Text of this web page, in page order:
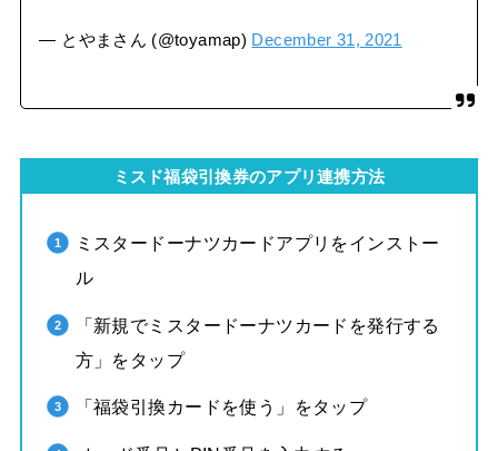
— とやまさん (@toyamap) December 31, 2021
ミスド福袋引換券のアプリ連携方法
ミスタードーナツカードアプリをインストー
ル
「新規でミスタードーナツカードを発行する
方」をタップ
「福袋引換カードを使う」をタップ